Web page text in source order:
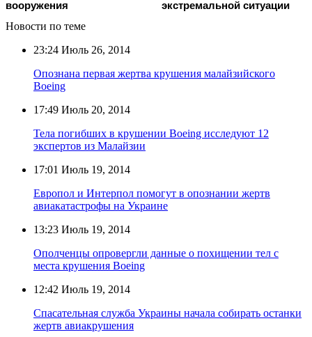
вооружения
экстремальной ситуации
Новости по теме
23:24 Июль 26, 2014
Опознана первая жертва крушения малайзийского
Boeing
17:49 Июль 20, 2014
Тела погибших в крушении Boeing исследуют 12
экспертов из Малайзии
17:01 Июль 19, 2014
Европол и Интерпол помогут в опознании жертв
авиакатастрофы на Украине
13:23 Июль 19, 2014
Ополченцы опровергли данные о похищении тел с
места крушения Boeing
12:42 Июль 19, 2014
Спасательная служба Украины начала собирать останки
жертв авиакрушения